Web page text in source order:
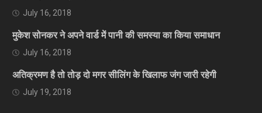
July 16, 2018
मुकेश सोनकर ने अपने वार्ड में पानी की समस्या का किया समाधान
July 16, 2018
अतिक्रमण है तो तोड़ दो मगर सीलिंग के खिलाफ जंग जारी रहेगी
July 19, 2018